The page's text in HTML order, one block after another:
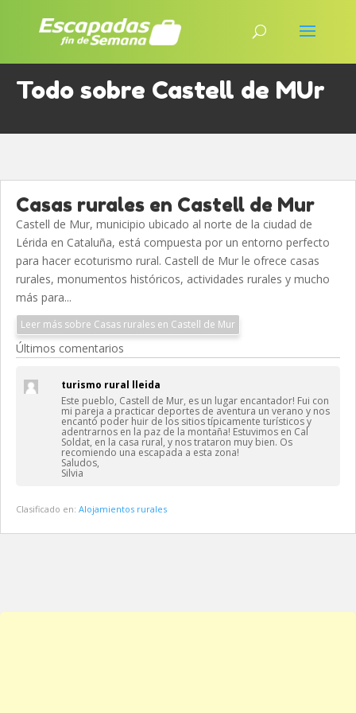
Todo sobre Castell de MUr
Casas rurales en Castell de Mur
Castell de Mur, municipio ubicado al norte de la ciudad de
Lérida en Cataluña, está compuesta por un entorno perfecto
para hacer ecoturismo rural. Castell de Mur le ofrece casas
rurales, monumentos históricos, actividades rurales y mucho
más para...
Leer más sobre Casas rurales en Castell de Mur
Últimos comentarios
turismo rural lleida
Este pueblo, Castell de Mur, es un lugar encantador! Fui con
mi pareja a practicar deportes de aventura un verano y nos
encantó poder huir de los sitios típicamente turísticos y
adentrarnos en la paz de la montaña! Estuvimos en Cal
Soldat, en la casa rural, y nos trataron muy bien. Os
recomiendo una escapada a esta zona!
Saludos,
Silvia
Clasificado en: Alojamientos rurales